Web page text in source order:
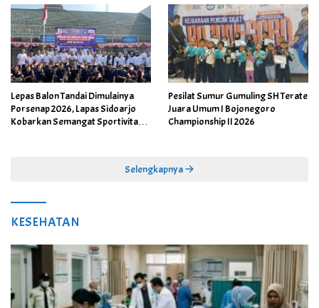
Lepas Balon Tandai Dimulainya
Porsenap 2026, Lapas Sidoarjo
Kobarkan Semangat Sportivitas
Pesilat Sumur Gumuling SH Terate
Juara Umum I Bojonegoro
Championship II 2026
Selengkapnya
KESEHATAN